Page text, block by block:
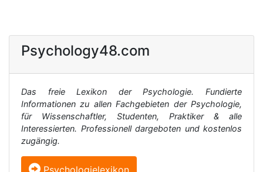
Psychology48.com
Das freie Lexikon der Psychologie. Fundierte
Informationen zu allen Fachgebieten der Psychologie,
für Wissenschaftler, Studenten, Praktiker & alle
Interessierten. Professionell dargeboten und kostenlos
zugängig.
Psychologielexikon